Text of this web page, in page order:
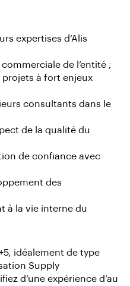
expertises d’Alis
de l’entité ;
projets à fort enjeux
consultants dans le
de la qualité du
de confiance avec
des
à la vie interne du
idéalement de type
Supply
d’une expérience d’au